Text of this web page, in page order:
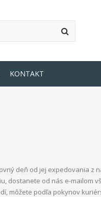
KONTAKT
deň od jej expedovania z
dostanete od nás e-mailom
môžete podľa pokynov